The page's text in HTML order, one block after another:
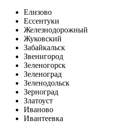
Елизово
Ессентуки
Железнодорожный
Жуковский
Забайкальск
Звенигород
Зеленогорск
Зеленоград
Зеленодольск
Зерноград
Златоуст
Иваново
Ивантеевка